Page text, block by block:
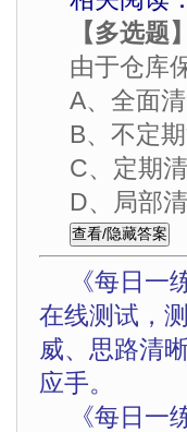
【多选题】
由于仓库
A、全面
B、不定
C、定期
D、局部
《每日
在线测试，
威、思路清
应手。
《每日